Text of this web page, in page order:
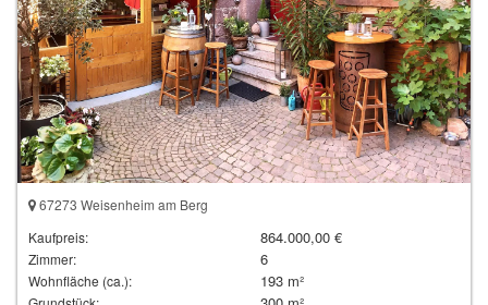
67273 Weisenheim am Berg
Kaufpreis:
864.000,00 €
Zimmer: 6
Wohnfläche (ca.): 193 m²